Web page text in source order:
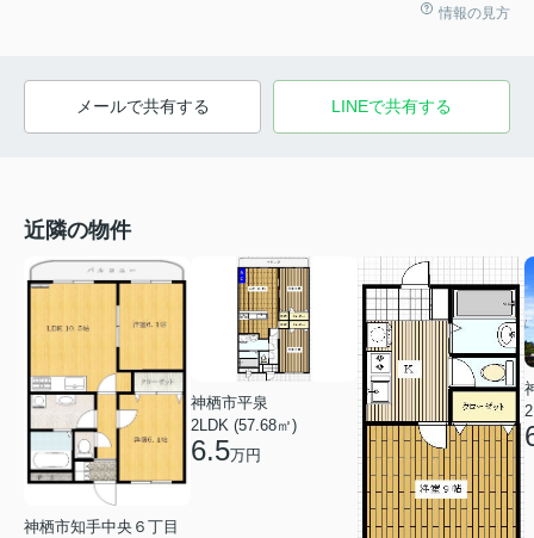
情報の見方
メールで共有する LINEで共有する
近隣の物件
神栖市知手中央６丁目
神栖市平泉
2LDK (57.68㎡)
6.5万円